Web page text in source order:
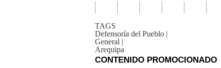
TAGS
Defensoría del Pueblo |
General |
Arequipa